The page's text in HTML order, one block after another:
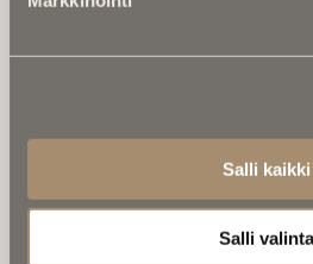
Salli kaikki
Salli valinta
Anna palautetta
Muistokirjoituksia